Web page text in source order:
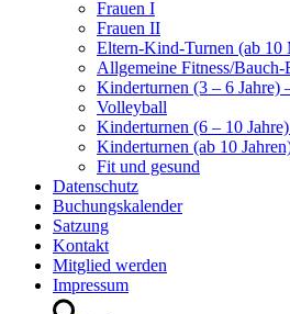
Frauen I
Frauen II
Eltern-Kind-Turnen (ab 10
Allgemeine Fitness/Bauch-
Kinderturnen (3 – 6 Jahre)
Volleyball
Kinderturnen (6 – 10
Kinderturnen (ab 10
Fit und gesund
Datenschutz
Buchungskalender
Satzung
Kontakt
Mitglied werden
Impressum